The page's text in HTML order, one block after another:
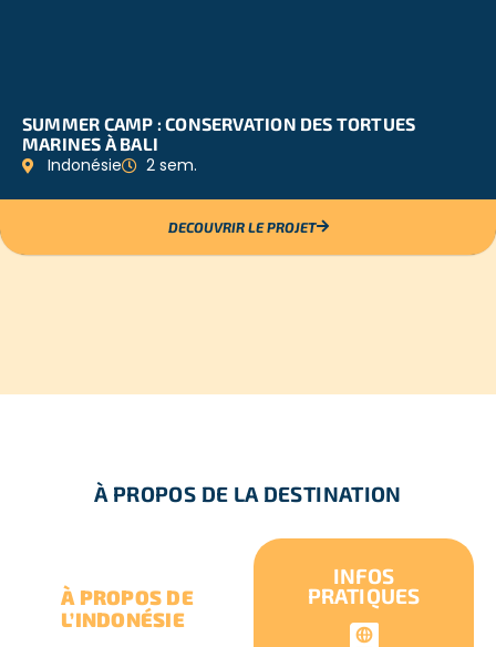
SUMMER CAMP : CONSERVATION DES TORTUES
MARINES À BALI
Indonésie 2 sem.
DECOUVRIR LE PROJET
À PROPOS DE LA DESTINATION
À PROPOS DE
L’INDONÉSIE
INFOS
PRATIQUES